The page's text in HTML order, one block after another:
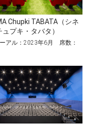
Chupki TABATA（シネ
ュプキ・タバタ）
アル：2023年6月 席数：